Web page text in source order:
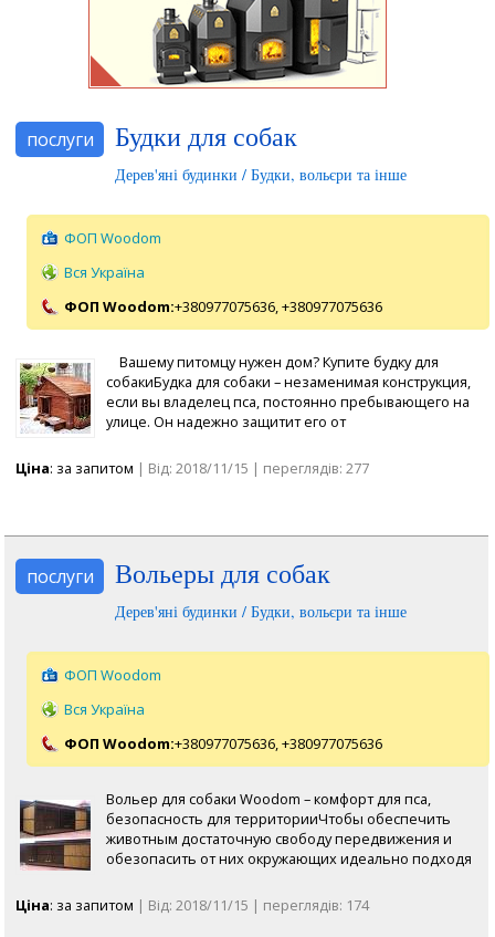
послуги Будки для собак
Дерев'яні будинки / Будки, вольєри та інше
ФОП Woodom
Вся Україна
ФОП Woodom:+380977075636, +380977075636
Вашему питомцу нужен дом? Купите будку для
собакиБудка для собаки – незаменимая конструкция,
если вы владелец пса, постоянно пребывающего на
улице. Он надежно защитит его от
Ціна: за запитом | Від: 2018/11/15 | переглядів: 277
послуги Вольеры для собак
Дерев'яні будинки / Будки, вольєри та інше
ФОП Woodom
Вся Україна
ФОП Woodom:+380977075636, +380977075636
Вольер для собаки Woodom – комфорт для пса,
безопасность для территорииЧтобы обеспечить
животным достаточную свободу передвижения и
обезопасить от них окружающих идеально подходя
Ціна: за запитом | Від: 2018/11/15 | переглядів: 174